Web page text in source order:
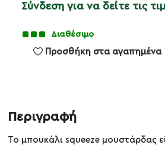
Σύνδεση για να δείτε τις
Διαθέσιμο
Προσθήκη στα αγαπημένα
Περιγραφή
Το μπουκάλι squeeze μουστάρδας